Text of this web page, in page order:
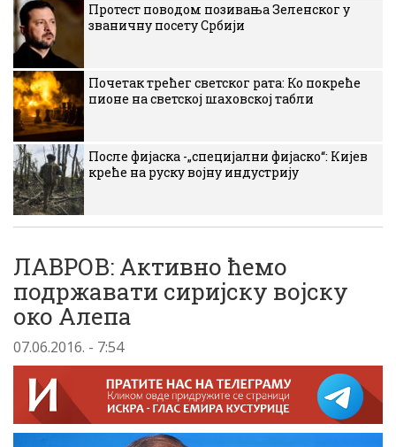
Протест поводом позивања Зеленског у
званичну посету Србији
Почетак трећег светског рата: Ко покреће
пионе на светској шаховској табли
После фијаска -„специјални фијаско“: Кијев
креће на руску војну индустрију
ЛАВРОВ: Aктивно ћемо
подржавати сириjску воjску
око Aлепа
07.06.2016. - 7:54